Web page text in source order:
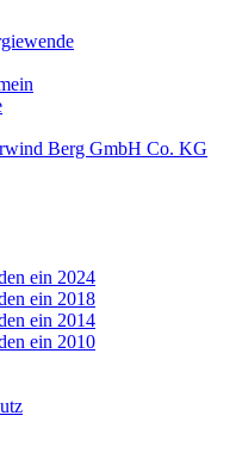
Berg GmbH Co. KG
ein 2024
ein 2018
ein 2014
ein 2010